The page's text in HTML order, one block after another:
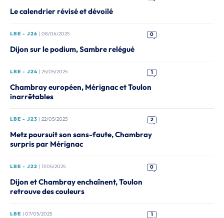
Le calendrier révisé et dévoilé
LBE - J26 | 08/06/2025 0
Dijon sur le podium, Sambre relégué
LBE - J24 | 25/05/2025 1
Chambray européen, Mérignac et Toulon
inarrêtables
LBE - J23 | 22/05/2025 2
Metz poursuit son sans-faute, Chambray
surpris par Mérignac
LBE - J22 | 11/05/2025 0
Dijon et Chambray enchaînent, Toulon
retrouve des couleurs
LBE | 07/05/2025 1